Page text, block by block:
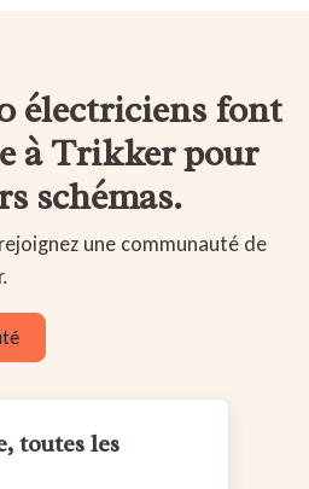
électriciens font
à Trikkerpour
schémas.
une communauté de
toutes les